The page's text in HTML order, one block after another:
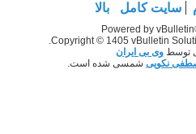
سایت کامل بالا
Powered by
Copyright © 1405 vBulletin
توسطوی بی ایران
نکویی شمسی شده است.